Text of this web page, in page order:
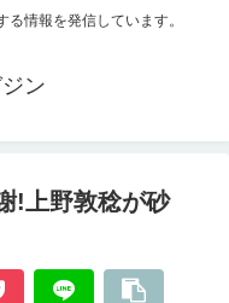
情報を発信しています。
ン
!上野敦稔が砂